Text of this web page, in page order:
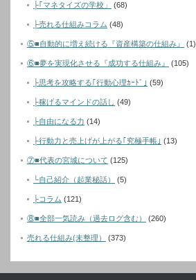
├｢マネタイズの学校」 (68)
├売れる仕組みコラム (48)
⑤■自動的に増え続ける『資産構築の仕組み』 (1)
⑥■夢を実現化させる『成功する仕組み』 (105)
├思考を攻略する｢行動心理ｶｰﾄﾞ｣ (59)
├稼げるマインドの話し (49)
├自由になる力 (14)
├行動力と売上げが上がる｢究極手帳｣ (13)
⑦■代表の宮城について (125)
└自己紹介（起業秘話） (5)
├コラム (121)
⑧■全部一気読み（過去ログ含む） (260)
売れる仕組み(未整理） (373)